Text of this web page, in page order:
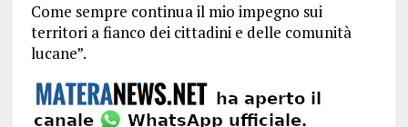
Come sempre continua il mio impegno sui
territori a fianco dei cittadini e delle comunità
lucane”.